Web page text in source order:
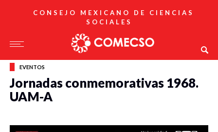
CONSEJO MEXICANO DE CIENCIAS
SOCIALES
EVENTOS
Jornadas conmemorativas 1968.
UAM-A